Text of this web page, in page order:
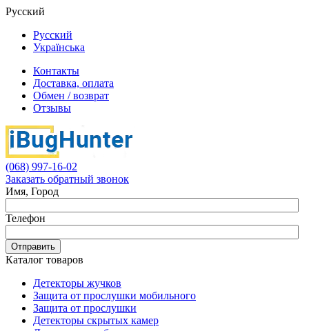
Русский
Русский
Українська
Контакты
Доставка, оплата
Обмен / возврат
Отзывы
(068) 997-16-02
Заказать обратный звонок
Имя, Город
Телефон
Отправить
Каталог товаров
Детекторы жучков
Защита от прослушки мобильного
Защита от прослушки
Детекторы скрытых камер